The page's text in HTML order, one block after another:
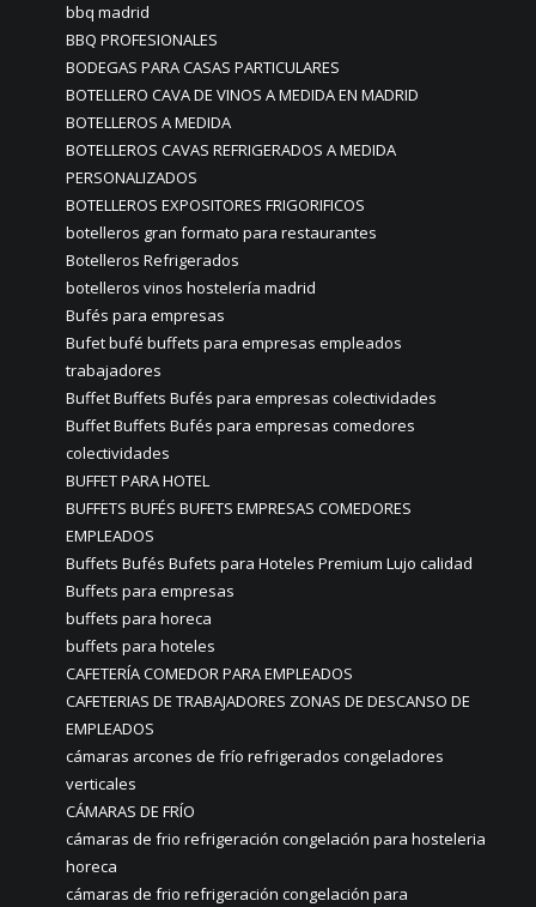
bbq madrid
BBQ PROFESIONALES
BODEGAS PARA CASAS PARTICULARES
BOTELLERO CAVA DE VINOS A MEDIDA EN MADRID
BOTELLEROS A MEDIDA
BOTELLEROS CAVAS REFRIGERADOS A MEDIDA
PERSONALIZADOS
BOTELLEROS EXPOSITORES FRIGORIFICOS
botelleros gran formato para restaurantes
Botelleros Refrigerados
botelleros vinos hostelería madrid
Bufés para empresas
Bufet bufé buffets para empresas empleados
trabajadores
Buffet Buffets Bufés para empresas colectividades
Buffet Buffets Bufés para empresas comedores
colectividades
BUFFET PARA HOTEL
BUFFETS BUFÉS BUFETS EMPRESAS COMEDORES
EMPLEADOS
Buffets Bufés Bufets para Hoteles Premium Lujo calidad
Buffets para empresas
buffets para horeca
buffets para hoteles
CAFETERÍA COMEDOR PARA EMPLEADOS
CAFETERIAS DE TRABAJADORES ZONAS DE DESCANSO DE
EMPLEADOS
cámaras arcones de frío refrigerados congeladores
verticales
CÁMARAS DE FRÍO
cámaras de frio refrigeración congelación para hosteleria
horeca
cámaras de frio refrigeración congelación para